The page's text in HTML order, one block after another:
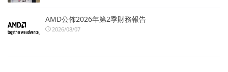
AMD公佈2026年第2季財務報告
2026/08/07